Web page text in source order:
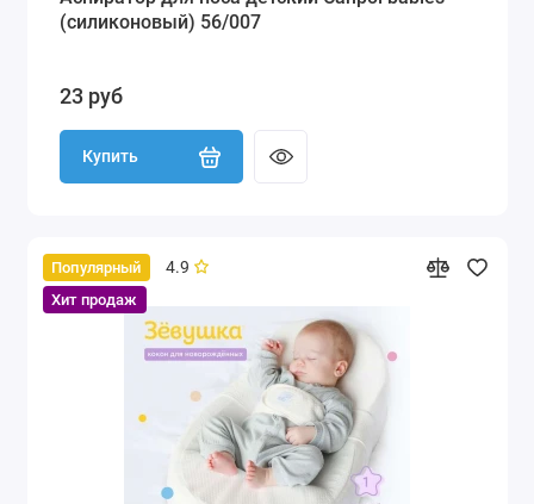
(силиконовый) 56/007
23 руб
Купить
Популярный
Хит продаж
4.9